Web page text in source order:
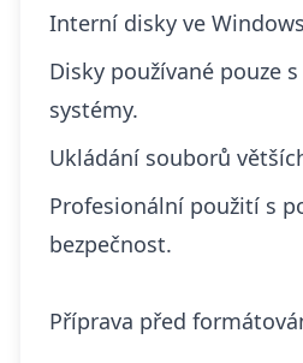
Interní disky ve
Disky používané pouze
systémy.
Ukládání souborů
Profesionální použití s
bezpečnost.
Příprava před